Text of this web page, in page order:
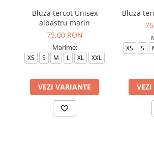
Bluza tercot Unisex
albastru marin
75,00 RON
Marime:
XS S M L XL XXL
VEZI VARIANTE
Bluza
XS S